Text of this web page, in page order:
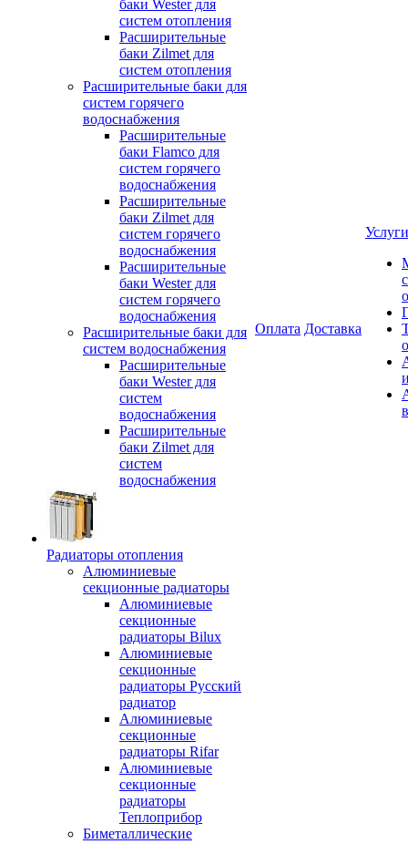
баки Wester для
систем отопления
Расширительные
баки Zilmet для
систем отопления
Расширительные баки для
систем горячего
водоснабжения
Расширительные
баки Flamco для
систем горячего
водоснабжения
Расширительные
баки Zilmet для
систем горячего
водоснабжения
Расширительные
баки Wester для
систем горячего
водоснабжения
Расширительные баки для
систем водоснабжения
Расширительные
баки Wester для
систем
водоснабжения
Расширительные
баки Zilmet для
систем
водоснабжения
Радиаторы отопления
Алюминиевые
секционные радиаторы
Алюминиевые
секционные
радиаторы Bilux
Алюминиевые
секционные
радиаторы Русский
радиатор
Алюминиевые
секционные
радиаторы Rifar
Алюминиевые
секционные
радиаторы
Теплоприбор
Биметаллические
Оплата Доставка
Услуги